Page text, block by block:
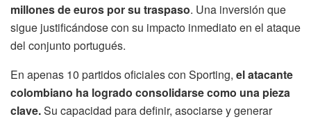
millones de euros por su traspaso. Una inversión que
sigue justificándose con su impacto inmediato en el ataque
del conjunto portugués.
En apenas 10 partidos oficiales con Sporting, el atacante
colombiano ha logrado consolidarse como una pieza
clave.Su capacidad para definir, asociarse y generar